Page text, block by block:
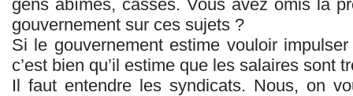
gens abîmés, cassés. Vous avez omis la
gouvernement sur ces sujets ?
Si le gouvernement estime vouloir
c’est bien qu’il estime que les salaires sont
Il faut entendre les syndicats. Nous, on